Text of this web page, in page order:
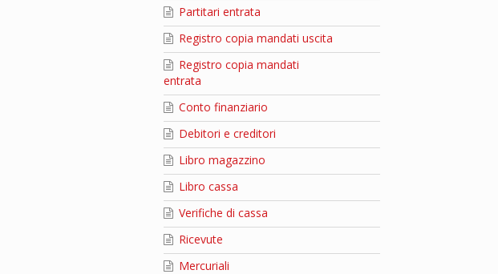
Partitari entrata
Registro copia mandati uscita
Registro copia mandati
entrata
Conto finanziario
Debitori e creditori
Libro magazzino
Libro cassa
Verifiche di cassa
Ricevute
Mercuriali